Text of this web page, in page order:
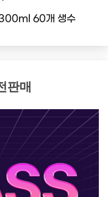
300ml 60개 생수
판매